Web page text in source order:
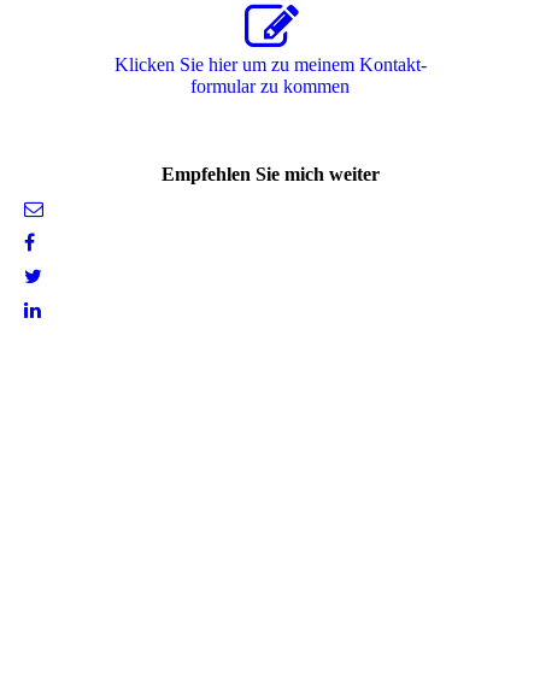
Klicken Sie hier um zu meinem Kon­takt­
for­mu­lar zu kommen
Empfehlen Sie mich weiter